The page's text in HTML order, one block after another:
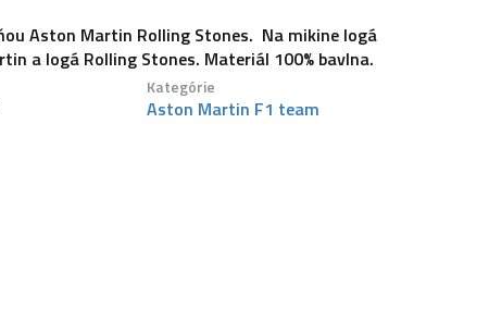
Aston Martin Rolling Stones. Na mikine logá
a logá Rolling Stones. Materiál 100% bavlna.
Kategórie
Aston Martin F1 team